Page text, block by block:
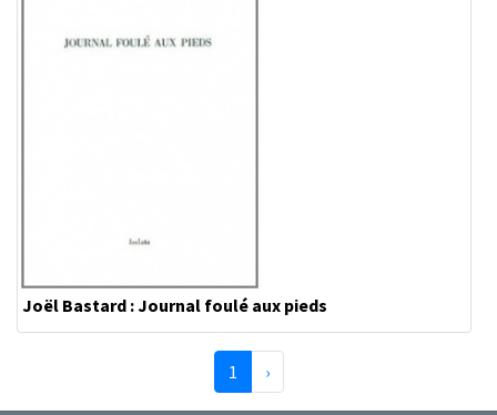
Joël Bastard : Journal foulé aux pieds
1(page courante)
›Suivante